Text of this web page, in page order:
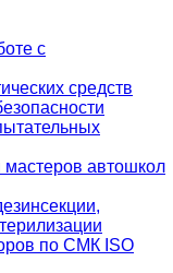
с
средств
автошкол
по СМК ISO